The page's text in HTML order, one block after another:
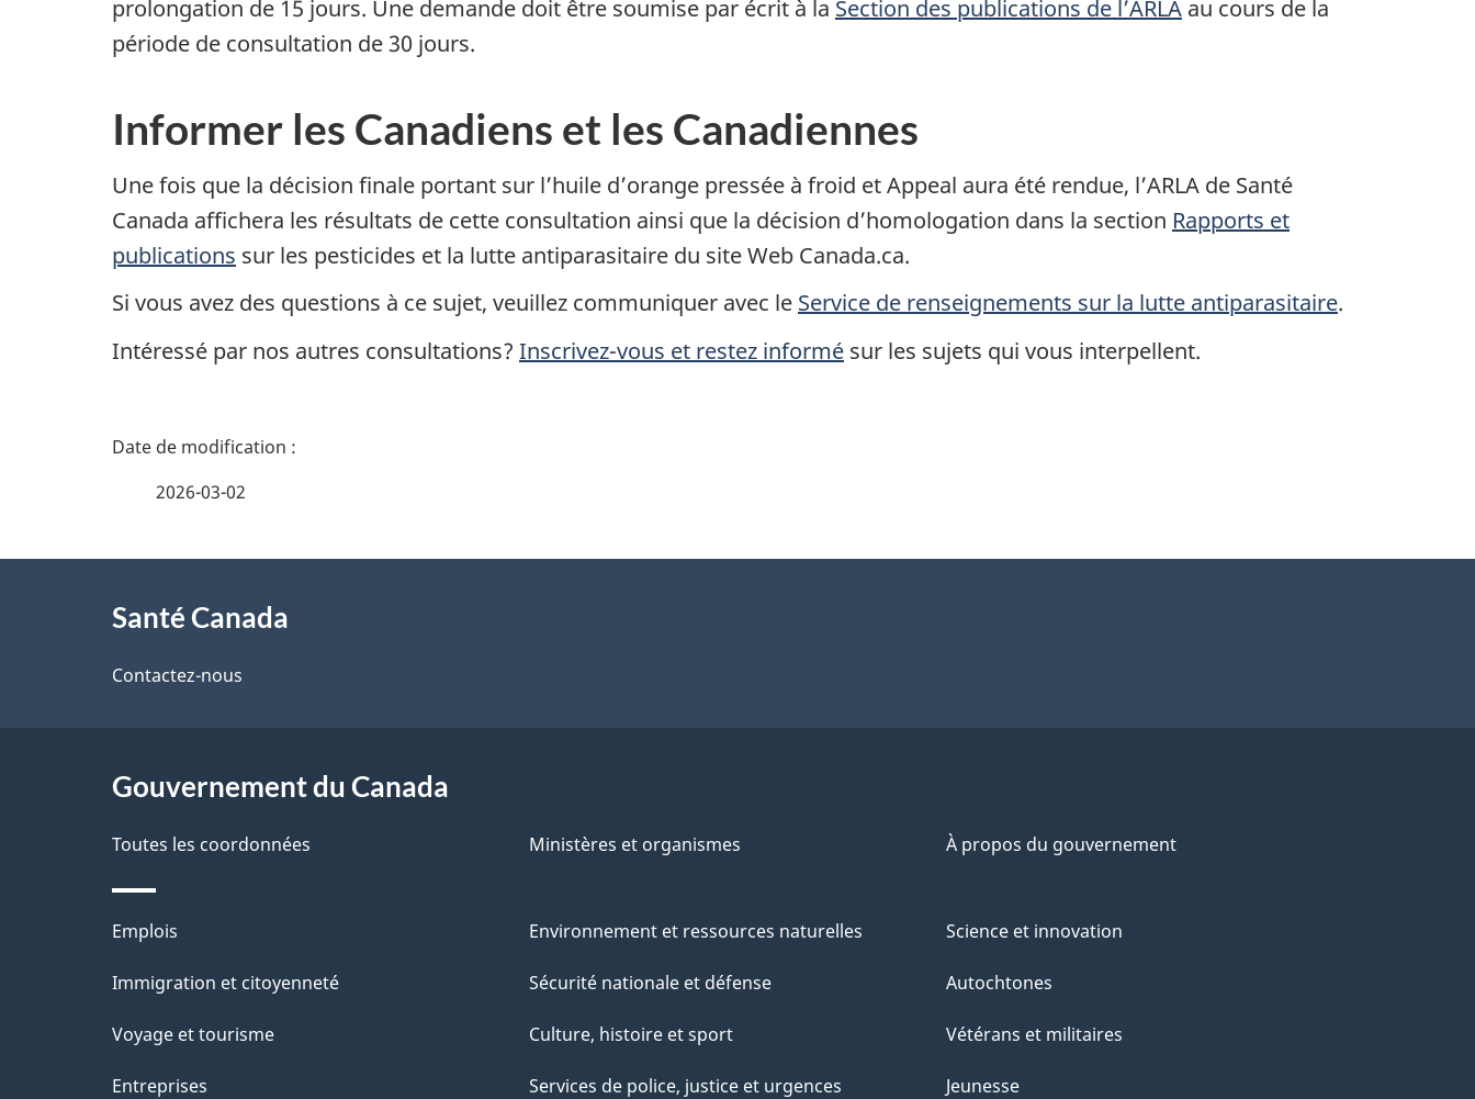
prolongation de 15 jours. Une demande doit être soumise par écrit à la Section des publications de l’ARLA au cours de la
période de consultation de 30 jours.
Informer les Canadiens et les Canadiennes
Une fois que la décision finale portant sur l’huile d’orange pressée à froid et Appeal aura été rendue, l’ARLA de Santé
Canada affichera les résultats de cette consultation ainsi que la décision d’homologation dans la section Rapports et
publications sur les pesticides et la lutte antiparasitaire du site Web Canada.ca.
Si vous avez des questions à ce sujet, veuillez communiquer avec le Service de renseignements sur la lutte antiparasitaire.
Intéressé par nos autres consultations? Inscrivez-vous et restez informé sur les sujets qui vous interpellent.
D
a
d
e
l
2026-03-02
proposSanté Canada
Contactez-nous
Gouvernement du Canada
Toutes les coordonnées Ministères et organismes À propos du gouvernement
Thèmes
et
Emplois
Immigration et citoyenneté
Voyage et tourisme
Entreprises
Environnement et ressources naturelles
Sécurité nationale et défense
Culture, histoire et sport
Services de police, justice et urgences
Science et innovation
Autochtones
Vétérans et militaires
Jeunesse